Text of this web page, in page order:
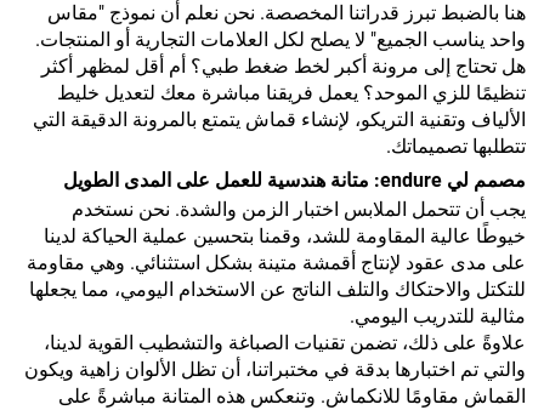
هنا بالضبط تبرز قدراتنا المخصصة. نحن نعلم أن نموذج "مقاس
واحد يناسب الجميع" لا يصلح لكل العلامات التجارية أو المنتجات.
هل تحتاج إلى مرونة أكبر لخط ضغط طبي؟ أم أقل لمظهر أكثر
تنظيمًا للزي الموحد؟ يعمل فريقنا مباشرة معك لتعديل خليط
الألياف وتقنية التريكو، لإنشاء قماش يتمتع بالمرونة الدقيقة التي
تتطلبها تصميماتك.
مصمم لي endure: متانة هندسية للعمل على المدى الطويل
يجب أن تتحمل الملابس اختبار الزمن والشدة. نحن نستخدم
خيوطًا عالية المقاومة للشد، وقمنا بتحسين عملية الحياكة لدينا
على مدى عقود لإنتاج أقمشة متينة بشكل استثنائي. وهي مقاومة
للتكتل والاحتكاك والتلف الناتج عن الاستخدام اليومي، مما يجعلها
مثالية للتدريب اليومي.
علاوةً على ذلك، تضمن تقنيات الصباغة والتشطيب القوية لدينا،
والتي تم اختبارها بدقة في مختبراتنا، أن تظل الألوان زاهية ويكون
القماش مقاومًا للانكماش. وتنعكس هذه المتانة مباشرةً على